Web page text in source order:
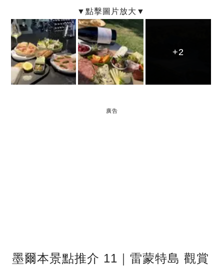
+2
+2
+2
廣告
墨爾本景點推介 11｜雷蒙特島 觀賞